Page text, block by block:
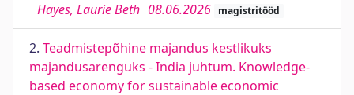
Hayes, Laurie Beth 08.06.2026 magistritööd
2. Teadmistepõhine majandus kestlikuks
majandusarenguks - India juhtum. Knowledge-
based economy for sustainable economic